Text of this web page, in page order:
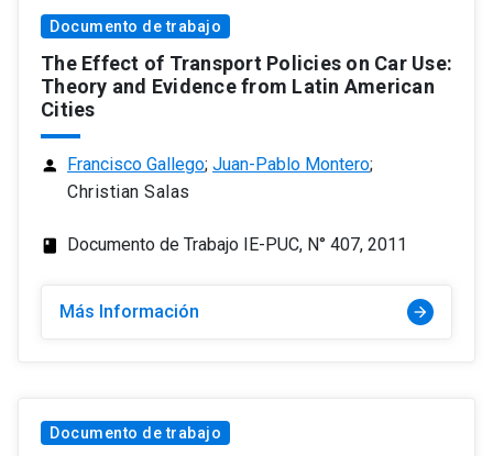
Documento de trabajo
The Effect of Transport Policies on Car Use:
Theory and Evidence from Latin American
Cities
person Francisco Gallego; Juan-Pablo Montero;
Christian Salas
class Documento de Trabajo IE-PUC, N° 407, 2011
Más Información arrow_forward
Documento de trabajo